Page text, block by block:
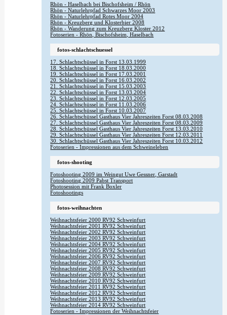
Rhön - Haselbach bei Bischofsheim / Rhön
Rhön - Naturlehrpfad Schwarzes Moor 2003
Rhön - Naturlehrpfad Rotes Moor 2004
Rhön - Kreuzberg und Klosterbier 2008
Rhön - Wanderung zum Kreuzberg Kloster 2012
Fotoserien - Rhön, Bischofsheim, Haselbach
fotos-schlachtschuessel
17. Schlachtschüssel in Forst 13.03.1999
18. Schlachtschüssel in Forst 18.03.2000
19. Schlachtschüssel in Forst 17.03.2001
20. Schlachtschüssel in Forst 16.03.2002
21. Schlachtschüssel in Forst 15.03.2003
22. Schlachtschüssel in Forst 13.03.2004
23. Schlachtschüssel in Forst 12.03.2005
24. Schlachtschüssel in Forst 11.03.2006
25. Schlachtschüssel in Forst 10.03.2007
26. Schlachtschüssel Gasthaus Vier Jahreszeiten Forst 08.03.2008
27. Schlachtschüssel Gasthaus Vier Jahreszeiten Forst 08.03.2009
28. Schlachtschüssel Gasthaus Vier Jahreszeiten Forst 13.03.2010
29. Schlachtschüssel Gasthaus Vier Jahreszeiten Forst 12.03.2011
30. Schlachtschüssel Gasthaus Vier Jahreszeiten Forst 10.03.2012
Fotoserien - Impressionen aus dem Schweineleben
fotos-shooting
Fotoshooting 2009 im Weingut Uwe Gessner, Garstadt
Fotoshooting 2009 Pabst Transport
Photosession mit Frank Boxler
Fotoshootings
fotos-weihnachten
Weihnachtsfeier 2000 RV92 Schweinfurt
Weihnachtsfeier 2001 RV92 Schweinfurt
Weihnachtsfeier 2002 RV92 Schweinfurt
Weihnachtsfeier 2003 RV92 Schweinfurt
Weihnachtsfeier 2004 RV92 Schweinfurt
Weihnachtsfeier 2005 RV92 Schweinfurt
Weihnachtsfeier 2006 RV92 Schweinfurt
Weihnachtsfeier 2007 RV92 Schweinfurt
Weihnachtsfeier 2008 RV92 Schweinfurt
Weihnachtsfeier 2009 RV92 Schweinfurt
Weihnachtsfeier 2010 RV92 Schweinfurt
Weihnachtsfeier 2011 RV92 Schweinfurt
Weihnachtsfeier 2012 RV92 Schweinfurt
Weihnachtsfeier 2013 RV92 Schweinfurt
Weihnachtsfeier 2014 RV92 Schweinfurt
Fotoserien - Impressionen der Weihnachtsfeier